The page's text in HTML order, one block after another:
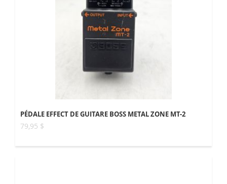
PÉDALE EFFECT DE GUITARE BOSS METAL ZONE MT-2
79,95 $